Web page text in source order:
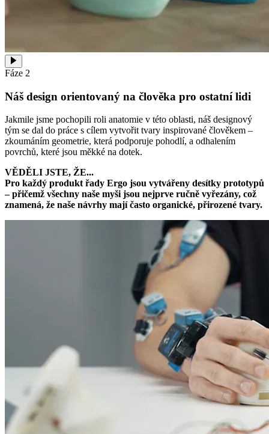
Fáze 2
Náš design orientovaný na člověka pro ostatní lidi
Jakmile jsme pochopili roli anatomie v této oblasti, náš designový
tým se dal do práce s cílem vytvořit tvary inspirované člověkem –
zkoumáním geometrie, která podporuje pohodlí, a odhalením
povrchů, které jsou měkké na dotek.
VĚDĚLI JSTE, ŽE...
Pro každý produkt řady Ergo jsou vytvářeny desítky prototypů
– přičemž všechny naše myši jsou nejprve ručně vyřezány, což
znamená, že naše návrhy mají často organické, přirozené tvary.